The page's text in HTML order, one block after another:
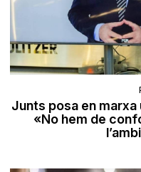
Junts posa en marxa
«No hem de